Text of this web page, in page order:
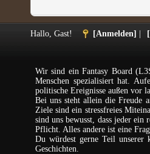
Hallo, Gast! [Anmelden]
Wir sind ein Fantasy Board
Menschen spezialisiert hat.
politische Ereignisse außen vor
Bei uns steht allein die Freude
Ziele sind ein stressfreies
sind uns bewusst, dass jeder
Pflicht. Alles andere ist eine
Du würdest gerne Teil unserer
Geschichten.